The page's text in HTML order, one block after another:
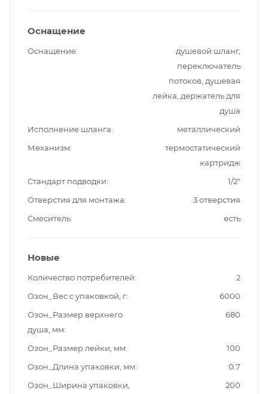
Оснащение
Оснащение
душевой шланг,
переключатель
потоков, душевая
лейка, держатель для
душа
Исполнение шланга
металлический
Механизм
термостатический
картридж
Стандарт подводки
1/2"
Отверстия для монтажа
3 отверстия
Смеситель
есть
Новые
Количество потребителей
2
Озон_Вес с упаковкой, г
6000
Озон_Размер верхнего
душа, мм
680
Озон_Размер лейки, мм
100
Озон_Длина упаковки, мм
0.7
Озон_Ширина упаковки,
200